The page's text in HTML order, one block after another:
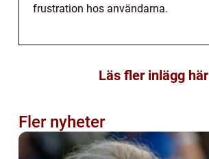
frustration hos användarna.
Läs fler inlägg här
Fler nyheter